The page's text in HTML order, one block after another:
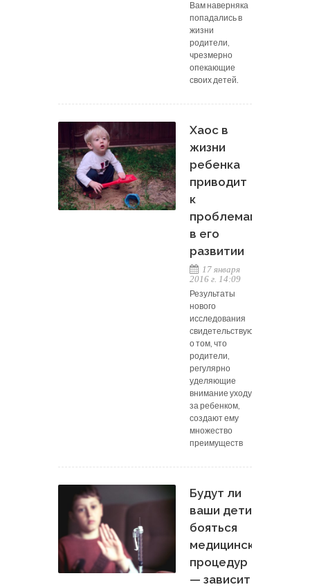
Вам наверняка
попадались в
жизни
родители,
чрезмерно
опекающие
своих детей.
Хаос в
жизни
ребенка
приводит
к
проблемам
в его
развитии
17 января
2016 г. 14:09
Результаты
нового
исследования
свидетельствуют
о том, что
родители,
регулярно
уделяющие
внимание уходу
за ребенком,
создают ему
множество
преимуществ
Будут ли
ваши дети
бояться
медицинских
процедур
— зависит